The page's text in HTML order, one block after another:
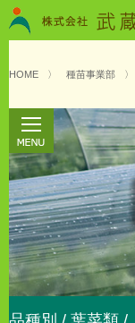
HOME 〉 種苗事業部 〉